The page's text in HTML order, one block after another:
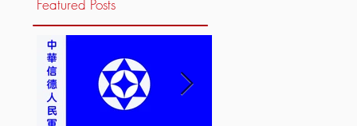
Featured Posts